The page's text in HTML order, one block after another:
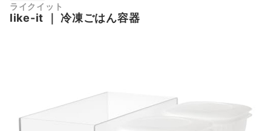
ライクイット
like-it ｜冷凍ごはん容器